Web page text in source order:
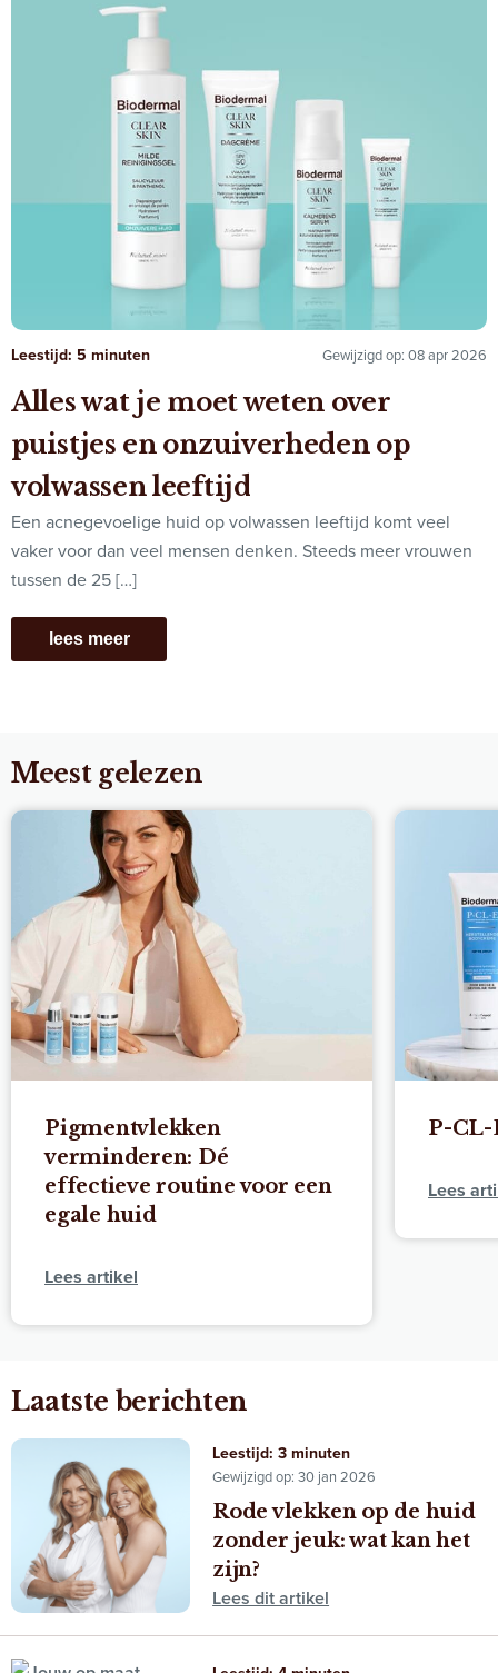
Leestijd: 5 minuten Gewijzigd op: 08 apr 2026
Alles wat je moet weten over
puistjes en onzuiverheden op
volwassen leeftijd
Een acnegevoelige huid op volwassen leeftijd komt veel
vaker voor dan veel mensen denken. Steeds meer vrouwen
tussen de 25 […]
lees meer
Meest gelezen
Pigmentvlekken
verminderen: Dé
effectieve routine voor een
egale huid
Lees artikel
P-CL-
Lees
Laatste berichten
Leestijd: 3 minuten
Gewijzigd op: 30 jan 2026
Rode vlekken op de huid
zonder jeuk: wat kan het
zijn?
Lees dit artikel